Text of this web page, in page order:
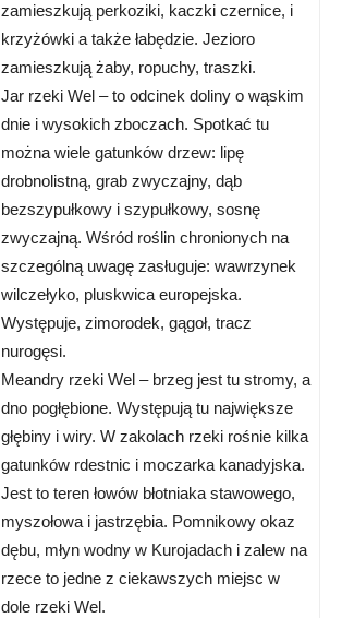
zamieszkują perkoziki, kaczki czernice, i
krzyżówki a także łabędzie. Jezioro
zamieszkują żaby, ropuchy, traszki.
Jar rzeki Wel – to odcinek doliny o wąskim
dnie i wysokich zboczach. Spotkać tu
można wiele gatunków drzew: lipę
drobnolistną, grab zwyczajny, dąb
bezszypułkowy i szypułkowy, sosnę
zwyczajną. Wśród roślin chronionych na
szczególną uwagę zasługuje: wawrzynek
wilczełyko, pluskwica europejska.
Występuje, zimorodek, gągoł, tracz
nurogęsi.
Meandry rzeki Wel – brzeg jest tu stromy, a
dno pogłębione. Występują tu największe
głębiny i wiry. W zakolach rzeki rośnie kilka
gatunków rdestnic i moczarka kanadyjska.
Jest to teren łowów błotniaka stawowego,
myszołowa i jastrzębia. Pomnikowy okaz
dębu, młyn wodny w Kurojadach i zalew na
rzece to jedne z ciekawszych miejsc w
dole rzeki Wel.